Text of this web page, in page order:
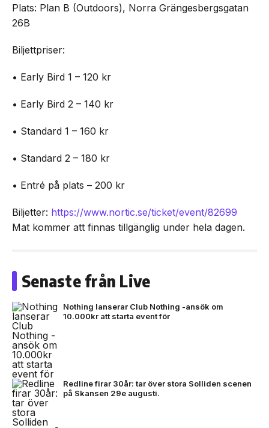
Plats: Plan B (Outdoors), Norra Grängesbergsgatan
26B
Biljettpriser:
• Early Bird 1 – 120 kr
• Early Bird 2 – 140 kr
• Standard 1 – 160 kr
• Standard 2 – 180 kr
• Entré på plats – 200 kr
Biljetter: https://www.nortic.se/ticket/event/82699
Mat kommer att finnas tillgänglig under hela dagen.
Senaste från Live
Nothing lanserar Club Nothing -ansök om
10.000kr att starta event för
Redline firar 30år: tar över stora Solliden scenen
på Skansen 29e augusti.